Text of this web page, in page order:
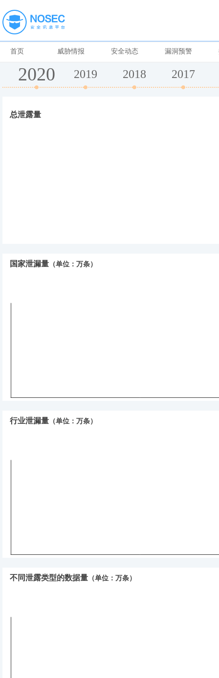
首页 威胁情报 安全动态 漏洞预警
2020 2019 2018 2017
总泄露量
国家泄漏量 （单位：万条）
行业泄漏量 （单位：万条）
不同泄露类型的数据量 （单位：万条）